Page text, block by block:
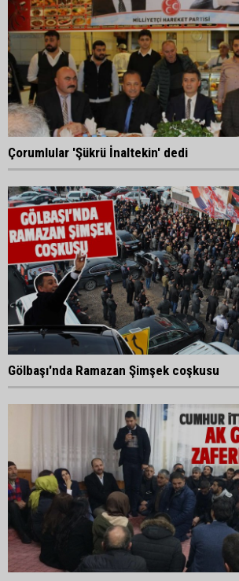
Çorumlular 'Şükrü İnaltekin' dedi
Gölbaşı'nda Ramazan Şimşek coşkusu